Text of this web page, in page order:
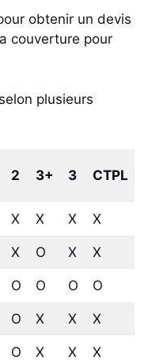
obtenir un devis
couverture pour
plusieurs
2 3+ 3 CTPL
X X X X
X O X X
O O O O
O X X X
O X X X